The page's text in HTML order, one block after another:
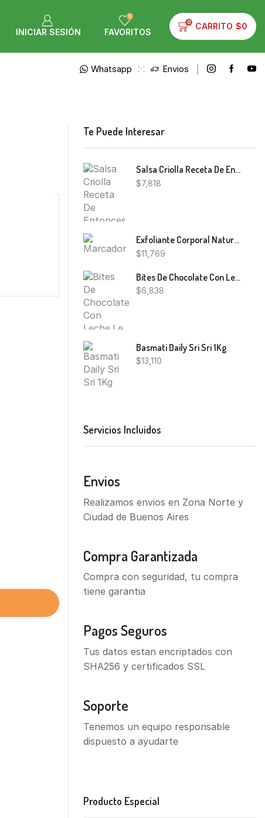
INICIAR SESIÓN
0
FAVORITOS
0 CARRITO $0
Whatsapp Envios
Te Puede Interesar
Salsa Criolla Receta De Entonces 310g
$7,818
Exfoliante Corporal Natura Siberica Organica 300Ml
$11,769
Bites De Chocolate Con Leche Le Banana 10 U
$6,838
Basmati Daily Sri Sri 1Kg
$13,110
Servicios Incluidos
Envios
Realizamos envios en Zona Norte y
Ciudad de Buenos Aires
Compra Garantizada
Compra con seguridad, tu compra
tiene garantia
Pagos Seguros
Tus datos estan encriptados con
SHA256 y certificados SSL
Soporte
Tenemos un equipo responsable
dispuesto a ayudarte
Producto Especial